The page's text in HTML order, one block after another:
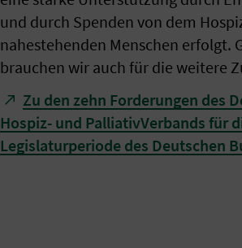
und durch Spenden von dem
nahestehenden Menschen erfolgt.
brauchen wir auch für die weitere
Zu den zehn Forderungen des
Hospiz- und PalliativVerbands für
Legislaturperiode des Deutschen